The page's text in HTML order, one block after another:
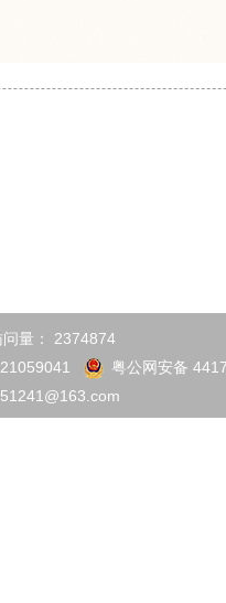
量： 2374874
粤公网安备